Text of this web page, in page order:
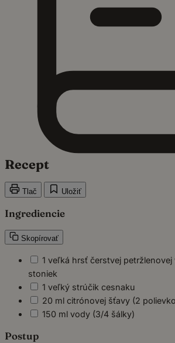
Recept
Tlač Uložiť
Ingrediencie
Skopírovať
1 veľká hrsť čerstvej petržlenovej
stoniek
1 veľký strúčik cesnaku
20 ml citrónovej šťavy (2
150 ml vody (3/4 šálky)
Postup